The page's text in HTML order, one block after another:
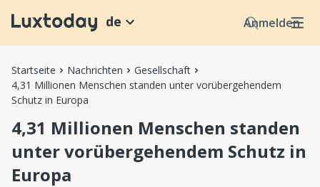
Anmelden
de
Startseite Nachrichten
Gesellschaft
4,31 Millionen Menschen standen unter vorübergehendem
Schutz in Europa
4,31 Millionen Menschen standen
unter vorübergehendem Schutz in
Europa